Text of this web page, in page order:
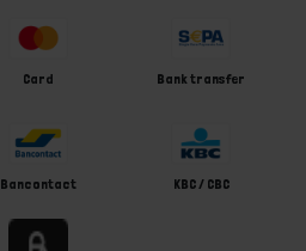
Card Bank transfer
Bancontact
KBC / CBC